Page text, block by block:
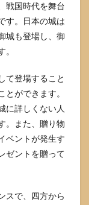
戦国時代を舞台
す。日本の城は
城も登場し、御
て登場すること
ができます。
に詳しくない人
。また、贈り物
ベントが発生す
ゼントを贈って
スで、四方から